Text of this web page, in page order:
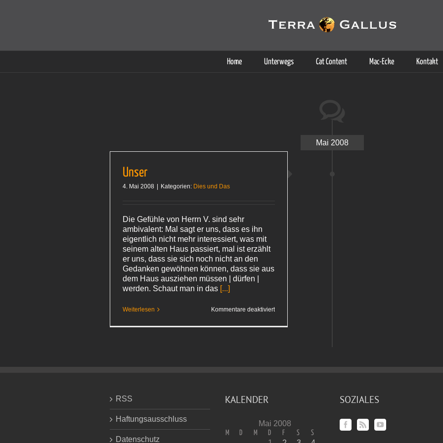
Home Unterwegs Cat Content Mac-Ecke Kontakt
Mai 2008
Unser
4. Mai 2008 Kategorien: Dies und Das
Die Gefühle von Herrn V. sind sehr
ambivalent: Mal sagt er uns, dass es ihn
eigentlich nicht mehr interessiert, was mit
seinem alten Haus passiert, mal ist erzählt
er uns, dass sie sich noch nicht an den
Gedanken gewöhnen können, dass sie aus
dem Haus ausziehen müssen | dürfen |
werden. Schaut man in das [...]
Weiterlesen Kommentare deaktiviertfür
RSS
Haftungsausschluss
Datenschutz
KALENDER
Mai 2008
M D M D F S S
SOZIALES
Cookies helfen auf auf dieser Seite bei der Bereitstellung der Dienste. Durch die Nutzung dieser Webseite erklären Sie sich
Weitere Informationen